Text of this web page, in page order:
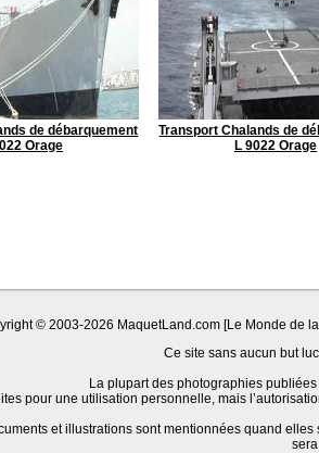
de débarquement
Orage
Transport Chalands de
L 9022 Orage
© 2003-2026 MaquetLand.com [Le Monde de
Ce site sans aucun but
La plupart des photographies
pour une utilisation personnelle, mais
et illustrations sont mentionnées quand